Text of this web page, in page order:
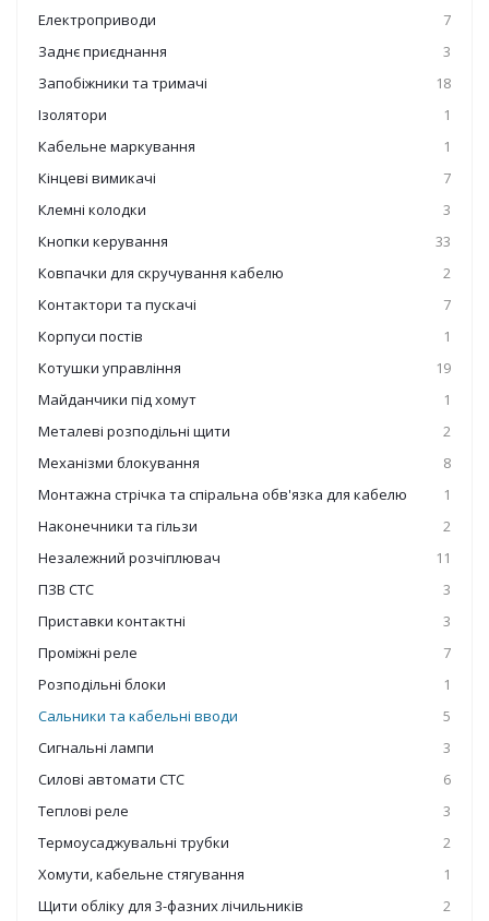
Електроприводи
7
Заднє приєднання
3
Запобіжники та тримачі
18
Ізолятори
1
Кабельне маркування
1
Кінцеві вимикачі
7
Клемні колодки
3
Кнопки керування
33
Ковпачки для скручування кабелю
2
Контактори та пускачі
7
Корпуси постів
1
Котушки управління
19
Майданчики під хомут
1
Металеві розподільні щити
2
Механізми блокування
8
Монтажна стрічка та спіральна обв'язка для кабелю
1
Наконечники та гільзи
2
Незалежний розчіплювач
11
ПЗВ СТС
3
Приставки контактні
3
Проміжні реле
7
Розподільні блоки
1
Сальники та кабельні вводи
5
Сигнальні лампи
3
Силові автомати СТС
6
Теплові реле
3
Термоусаджувальні трубки
2
Хомути, кабельне стягування
1
Щити обліку для 3-фазних лічильників
2